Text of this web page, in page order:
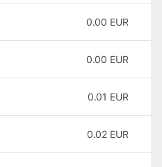
0.00 EUR
0.00 EUR
0.01 EUR
0.02 EUR